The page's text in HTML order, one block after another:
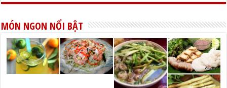
MÓN NGON NỔI BẬT